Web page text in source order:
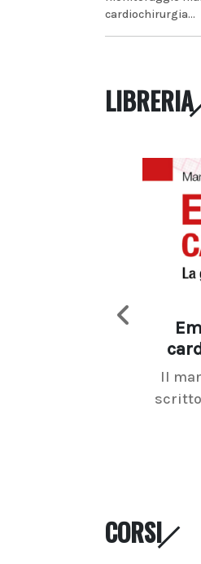
cardiochirurgia...
LIBRERIA
Il
CORSI